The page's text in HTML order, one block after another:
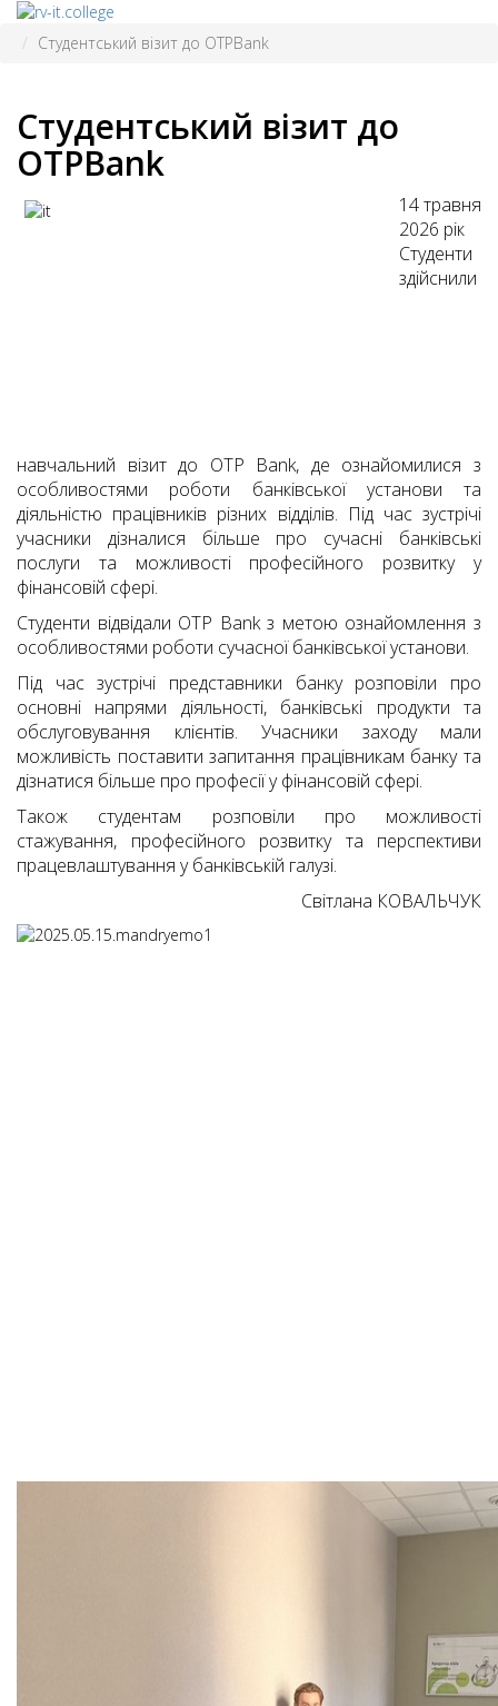
Студентський візит до OTPBank
Студентський візит до
OTPBank
14 травня
2026 рік
Студенти
здійснили
навчальний візит до OTP Bank, де ознайомилися з
особливостями роботи банківської установи та
діяльністю працівників різних відділів. Під час зустрічі
учасники дізналися більше про сучасні банківські
послуги та можливості професійного розвитку у
фінансовій сфері.
Студенти відвідали OTP Bank з метою ознайомлення з
особливостями роботи сучасної банківської установи.
Під час зустрічі представники банку розповіли про
основні напрями діяльності, банківські продукти та
обслуговування клієнтів. Учасники заходу мали
можливість поставити запитання працівникам банку та
дізнатися більше про професії у фінансовій сфері.
Також студентам розповіли про можливості
стажування, професійного розвитку та перспективи
працевлаштування у банківській галузі.
Cвітлана КОВАЛЬЧУК